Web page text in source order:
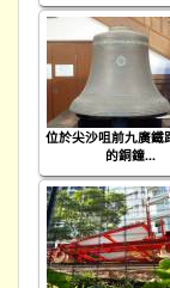
位於尖沙咀前九廣鐵
的銅鐘...